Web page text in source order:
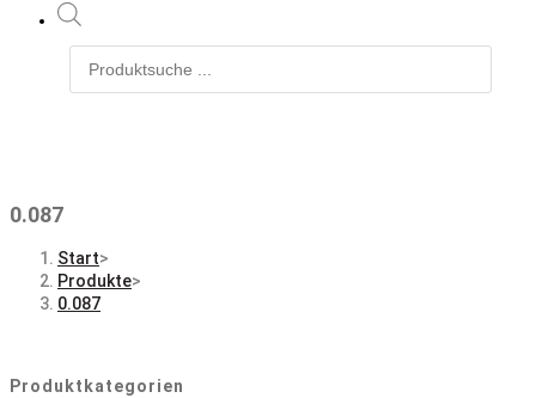
0.087
Start>
Produkte>
0.087
Produktkategorien